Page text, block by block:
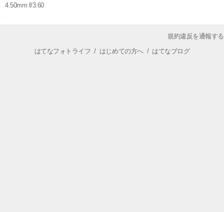
4.50mm f/3.60
規約違反を通報する
はてなフォトライフ / はじめての方へ/ はてなブログ